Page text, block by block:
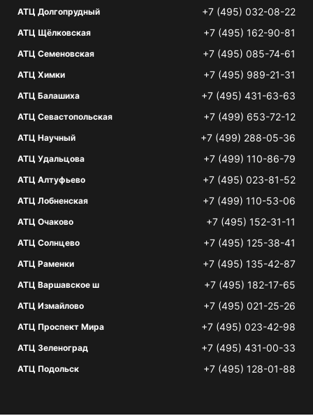
АТЦ Долгопрудный +7 (495) 032-08-22
АТЦ Щёлковская +7 (495) 162-90-81
АТЦ Семеновская +7 (495) 085-74-61
АТЦ Химки +7 (495) 989-21-31
АТЦ Балашиха +7 (495) 431-63-63
АТЦ Севастопольская +7 (499) 653-72-12
АТЦ Научный +7 (499) 288-05-36
АТЦ Удальцова +7 (499) 110-86-79
АТЦ Алтуфьево +7 (495) 023-81-52
АТЦ Лобненская +7 (499) 110-53-06
АТЦ Очаково +7 (495) 152-31-11
АТЦ Солнцево +7 (495) 125-38-41
АТЦ Раменки +7 (495) 135-42-87
АТЦ Варшавское ш +7 (495) 182-17-65
АТЦ Измайлово +7 (495) 021-25-26
АТЦ Проспект Мира +7 (495) 023-42-98
АТЦ Зеленоград +7 (495) 431-00-33
АТЦ Подольск +7 (495) 128-01-88